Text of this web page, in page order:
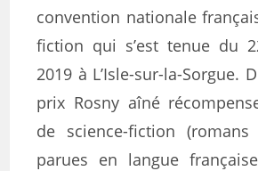
convention nationale
fiction qui s’est tenue du
2019 à L’Isle-sur-la-Sorgue.
prix Rosny aîné
de science-fiction
parues en langue